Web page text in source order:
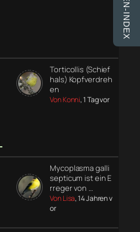
Torticollis (Schief
hals) Kopfverdreh
en
Von Konni, 1 Tag vor
Mycoplasma galli
septicum ist ein E
rreger von …
Von Lisa, 14 Jahren v
or